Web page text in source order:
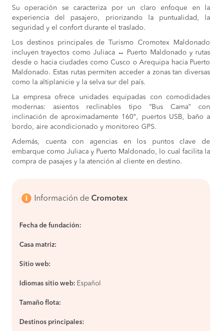
Su operación se caracteriza por un claro enfoque en la
experiencia del pasajero, priorizando la puntualidad, la
seguridad y el confort durante el traslado.
Los destinos principales de Turismo Cromotex Maldonado
incluyen trayectos como Juliaca ↔ Puerto Maldonado y rutas
desde o hacia ciudades como Cusco o Arequipa hacia Puerto
Maldonado. Estas rutas permiten acceder a zonas tan diversas
como la altiplanicie y la selva sur del país.
La empresa ofrece unidades equipadas con comodidades
modernas: asientos reclinables tipo “Bus Cama” con
inclinación de aproximadamente 160°, puertos USB, baño a
bordo, aire acondicionado y monitoreo GPS.
Además, cuenta con agencias en los puntos clave de
embarque como Juliaca y Puerto Maldonado, lo cual facilita la
compra de pasajes y la atención al cliente en destino.
Información de Cromotex
Fecha de fundación:
Casa matriz:
Sitio web:
Idiomas sitio web: Español
Tamaño flota:
Destinos principales: